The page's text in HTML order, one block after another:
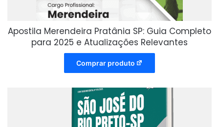
Apostila Merendeira Pratânia SP: Guia Completo
para 2025 e Atualizações Relevantes
Comprar produto